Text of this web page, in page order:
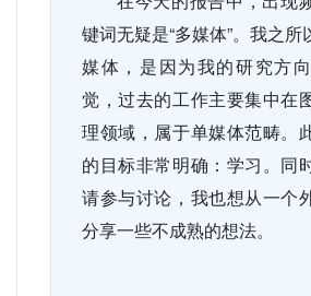
键词无疑是“多媒体”。我之所
媒体，是因为我的研究方
觉，过去的工作主要集中在
理领域，属于单媒体范畴。
的目标非常明确：学习。同
请参与讨论，我也想从一个
分享一些不成熟的想法。